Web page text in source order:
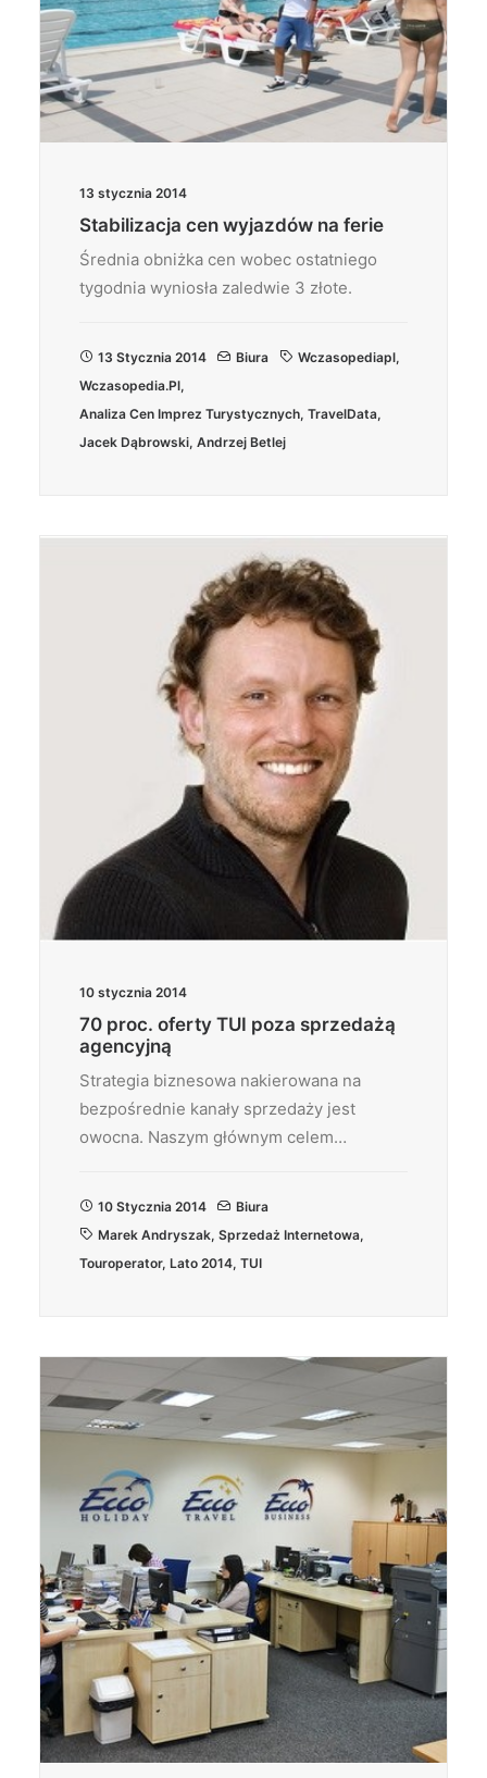
13 stycznia 2014
Stabilizacja cen wyjazdów na ferie
Średnia obniżka cen wobec ostatniego
tygodnia wyniosła zaledwie 3 złote.
13 Stycznia 2014 Biura Wczasopediapl,
Wczasopedia.pl,
Analiza Cen Imprez Turystycznych, TravelData,
Jacek Dąbrowski, Andrzej Betlej
10 stycznia 2014
70 proc. oferty TUI poza sprzedażą
agencyjną
Strategia biznesowa nakierowana na
bezpośrednie kanały sprzedaży jest
owocna. Naszym głównym celem…
10 Stycznia 2014
Biura
Marek Andryszak, Sprzedaż Internetowa,
Touroperator, Lato 2014, TUI